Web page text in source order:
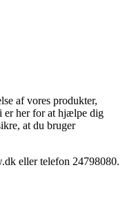
af vores produkter,
er her for at hjælpe dig
at du bruger
eller telefon 24798080.